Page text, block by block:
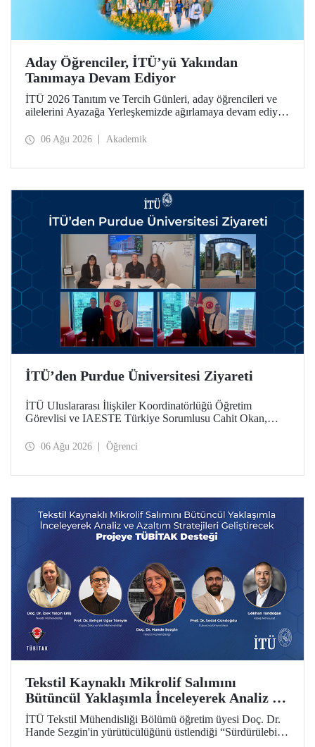
Aday Öğrenciler, İTÜ’yü Yakından
Tanımaya Devam Ediyor
İTÜ 2026 Tanıtım ve Tercih Günleri, aday öğrencileri ve
ailelerini Ayazağa Yerleşkemizde ağırlamaya devam ediyor.
ilgili fakülte ve birimler adaylara bilgi vermeye devam
06 Ağu 2026 Akademik
İTÜ’den Purdue Üniversitesi Ziyareti
İTÜ Uluslararası İlişkiler Koordinatörlüğü Öğretim
Görevlisi ve IAESTE Türkiye Sorumlusu Cahit Okan,
Temmuz tarihlerinde ABD’de dünyanın önde gelen
06 Ağu 2026 Öğrenci
Tekstil Kaynaklı Mikrolif Salımını
Bütüncül Yaklaşımla İnceleyerek Analiz ve
Azaltım Stratejileri Geliştirecek Projeye
TÜBİTAK Desteği
İTÜ Tekstil Mühendisliği Bölümü öğretim üyesi Doç. Dr.
Hande Sezgin'in yürütücülüğünü üstlendiği “Sürdürülebilir